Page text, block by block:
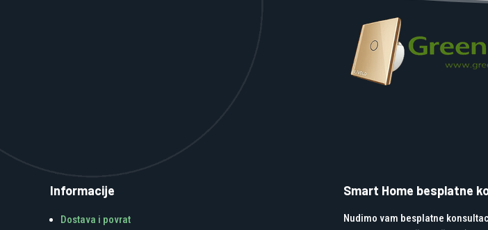
Informacije
Dostava i povrat
Smart Home besplatne
Nudimo vam besplatne